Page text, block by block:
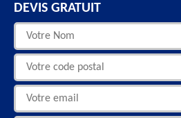
DEVIS GRATUIT